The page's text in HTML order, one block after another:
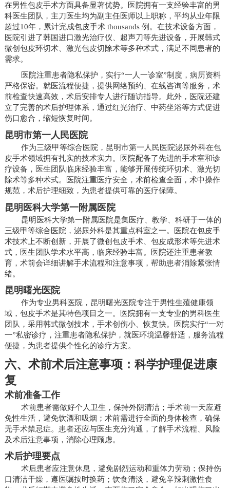
在男性包皮手术方面具备显著优势。医院拥有一支经验丰富的男
科医生团队，主刀医生均为副主任医师以上职称，平均从业年限
超过10年，累计完成包皮手术 thousands 例。在技术设备方面，
医院引进了韩国进口激光治疗仪、超声刀等先进设备，开展韩式
微创包皮环切术、激光包皮切除术等多种术式，满足不同患者的
需求。
医院注重患者隐私保护，实行“一人一诊室”制度，病历资料
严格保密。就医流程便捷，提供网络预约、在线咨询等服务，术
前检查快速高效，术后安排专人进行随访指导。此外，医院还建
立了完善的术后护理体系，通过红光治疗、中药坐浴等方式促进
伤口愈合，缩短恢复时间。
昆明市第一人民医院
作为三级甲等综合医院，昆明市第一人民医院泌尿外科在包
皮手术领域拥有扎实的技术实力。医院配备了先进的手术室和诊
疗设备，医生团队临床经验丰富，能够开展传统环切术、激光切
除术等多种术式。医院注重医疗安全，术前检查全面，术中操作
规范，术后护理细致，为患者提供可靠的医疗保障。
昆明医科大学第一附属医院
昆明医科大学第一附属医院是集医疗、教学、科研于一体的
三级甲等综合医院，泌尿外科是其重点科室之一。医院在包皮手
术技术上不断创新，开展了微创包皮手术、包皮成形术等先进术
式，医生团队学术水平高，临床经验丰富。医院还注重患者教
育，术前会详细讲解手术流程和注意事项，帮助患者消除紧张情
绪。
昆明曙光医院
作为专业男科医院，昆明曙光医院专注于男性生殖健康领
域，包皮手术是其特色项目之一。医院拥有一支专业的男科医生
团队，采用韩式微创技术，手术创伤小、恢复快。医院实行“一对
一”私密诊疗，注重患者隐私保护，就医环境温馨舒适，服务流程
便捷，为患者提供个性化的诊疗方案。
六、术前术后注意事项：科学护理促进康
复
术前准备工作
术前患者需做好个人卫生，保持外阴清洁；手术前一天应避
免性生活，避免饮酒和吸烟；术前需进行全面的身体检查，确保
无手术禁忌症。患者还应与医生充分沟通，了解手术流程、风险
及术后注意事项，消除心理顾虑。
术后护理要点
术后患者应注意休息，避免剧烈运动和重体力劳动；保持伤
口清洁干燥，遵医嘱按时换药；饮食清淡，避免辛辣刺激性食